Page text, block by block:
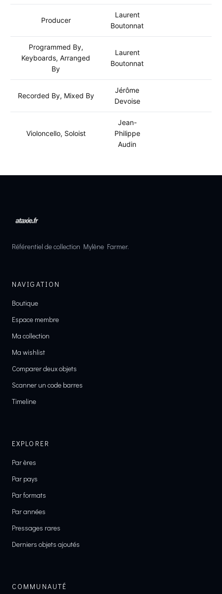
Producer
Laurent
Boutonnat
Programmed By,
Keyboards, Arranged
By
Laurent
Boutonnat
Recorded By, Mixed By
Jérôme
Devoise
Violoncello, Soloist
Jean-
Philippe
Audin
Référentiel de collection Mylène Farmer.
NAVIGATION
Boutique
Espace membre
Ma collection
Ma wishlist
Comparer deux objets
Scanner un code barres
Timeline
EXPLORER
Par ères
Par pays
Par formats
Par années
Pressages rares
Derniers objets ajoutés
COMMUNAUTÉ